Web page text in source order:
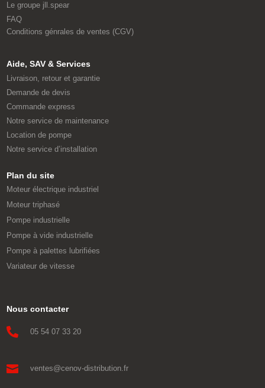
Le groupe jll.spear
FAQ
Conditions génrales de ventes (CGV)
Aide, SAV & Services
Livraison, retour et garantie
Demande de devis
Commande express
Notre service de maintenance
Location de pompe
Notre service d’installation
Plan du site
Moteur électrique industriel
Moteur triphasé
Pompe industrielle
Pompe à vide industrielle
Pompe à palettes lubrifiées
Variateur de vitesse
Nous contacter
 05 54 07 33 20
 ventes@cenov-distribution.fr